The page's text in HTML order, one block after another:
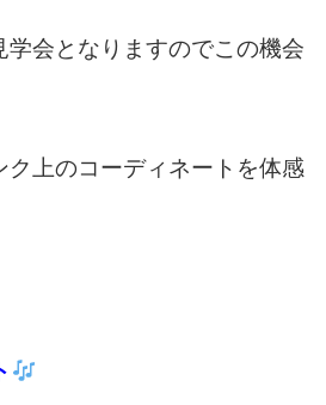
学会となりますのでこの機会
ク上のコーディネートを体感